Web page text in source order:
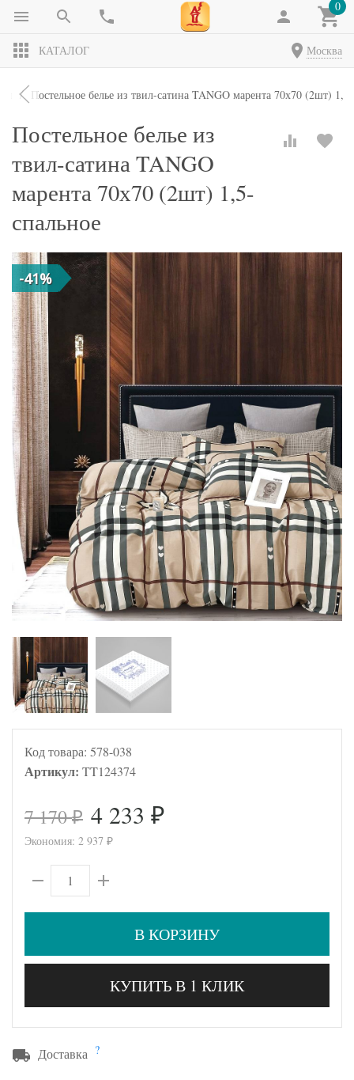
0
КАТАЛОГ Москва
Постельное белье из твил-сатина TANGO марента 70х70 (2шт)
Постельное белье из
твил-сатина TANGO
марента 70х70 (2шт) 1,5-
спальное
-41%
Код товара: 578-038
Артикул: TT124374
7 170₽ 4 233 ₽
Экономия: 2 937 ₽
В КОРЗИНУ
КУПИТЬ В 1 КЛИК
Доставка ?